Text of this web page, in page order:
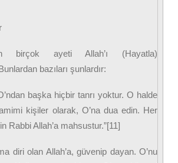
birçok ayeti Allah’ı (Hayatla)
bazıları şunlardır:
başka hiçbir tanrı yoktur. O halde
kişiler olarak, O’na dua edin. Her
Rabbi Allah’a mahsustur.”[11]
diri olan Allah’a, güvenip dayan. O’nu